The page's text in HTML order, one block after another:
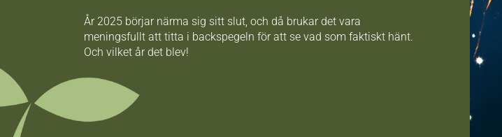
År 2025 börjar närma sig sitt slut, och då brukar det vara
meningsfullt att titta i backspegeln för att se vad som faktiskt hänt.
Och vilket år det blev!